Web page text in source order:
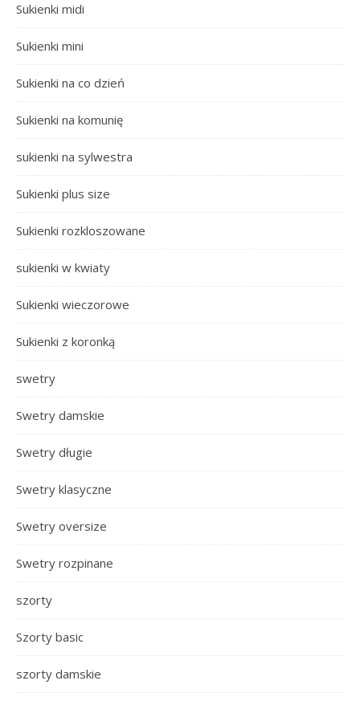
Sukienki midi
Sukienki mini
Sukienki na co dzień
Sukienki na komunię
sukienki na sylwestra
Sukienki plus size
Sukienki rozkloszowane
sukienki w kwiaty
Sukienki wieczorowe
Sukienki z koronką
swetry
Swetry damskie
Swetry długie
Swetry klasyczne
Swetry oversize
Swetry rozpinane
szorty
Szorty basic
szorty damskie